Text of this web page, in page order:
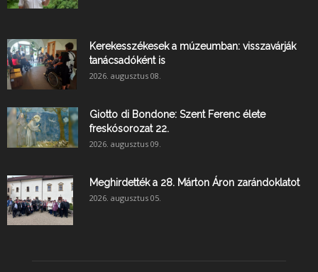
Kerekesszékesek a múzeumban: visszavárják
tanácsadóként is
2026. augusztus 08.
Giotto di Bondone: Szent Ferenc élete
freskósorozat 22.
2026. augusztus 09.
Meghirdették a 28. Márton Áron zarándoklatot
2026. augusztus 05.